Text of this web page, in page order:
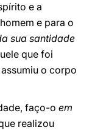
e a
e para o
sua santidade
que foi
o corpo
faço-o em
realizou